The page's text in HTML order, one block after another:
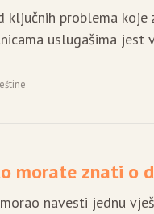
ključnih problema koje
uslugašima jest
morate znati o
navesti jednu